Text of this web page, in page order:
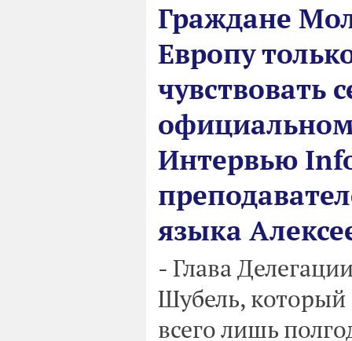
Граждане
Европу
чувствовать
Интервью
языка
- Глава
Шубель, который
всего лишь